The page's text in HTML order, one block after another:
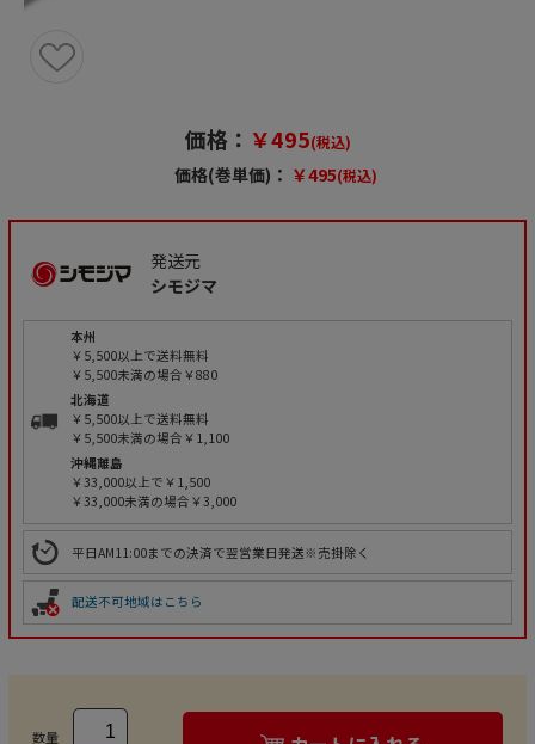
価格： ￥495(税込)
価格(巻単価)： ￥495(税込)
発送元
シモジマ
本州
￥5,500以上で送料無料
￥5,500未満の場合￥880
北海道
￥5,500以上で送料無料
￥5,500未満の場合￥1,100
沖縄離島
￥33,000以上で￥1,500
￥33,000未満の場合￥3,000
平日AM11:00までの決済で翌営業日発送※売掛除く
配送不可地域はこちら
数量